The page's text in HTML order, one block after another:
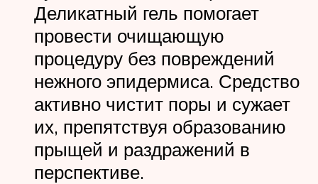
Деликатный гель помогает
провести очищающую
процедуру без повреждений
нежного эпидермиса. Средство
активно чистит поры и сужает
их, препятствуя образованию
прыщей и раздражений в
перспективе.